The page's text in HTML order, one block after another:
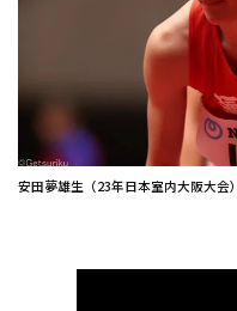
安田夢雄生（23年日本室内大阪大会）